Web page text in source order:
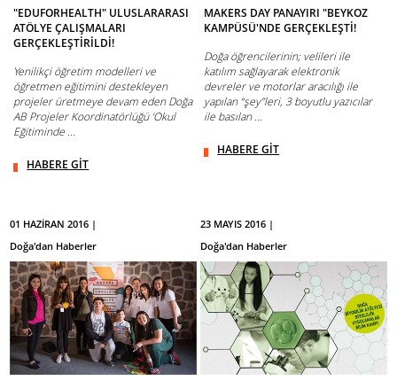
"EDUFORHEALTH" ULUSLARARASI
ATÖLYE ÇALIŞMALARI
GERÇEKLEŞTİRİLDİ!
Yenilikçi öğretim modelleri ve
öğretmen eğitimini destekleyen
projeler üretmeye devam eden Doğa
AB Projeler Koordinatörlüğü ‘Okul
Eğitiminde ...
HABERE GİT
MAKERS DAY PANAYIRI "BEYKOZ
KAMPÜSÜ'NDE GERÇEKLEŞTİ!
Doğa öğrencilerinin; velileri ile
katılım sağlayarak elektronik
devreler ve motorlar aracılığı ile
yapılan “şey”leri, 3 boyutlu yazıcılar
ile basılan ...
HABERE GİT
01 HAZİRAN 2016 |
Doğa'dan Haberler
23 MAYIS 2016 |
Doğa'dan Haberler